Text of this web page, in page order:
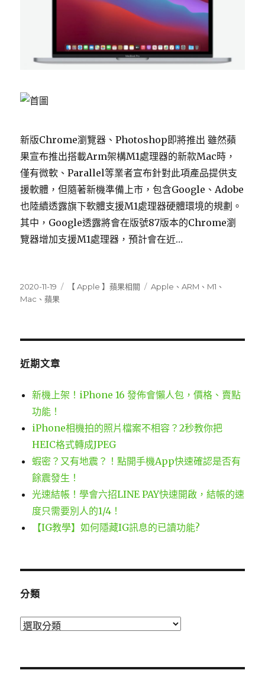
新版Chrome瀏覽器、Photoshop即將推出 雖然蘋
果宣布推出搭載Arm架構M1處理器的新款Mac時，
僅有微軟、Parallel等業者宣布針對此項產品提供支
援軟體，但隨著新機準備上市，包含Google、Adobe
也陸續透露旗下軟體支援M1處理器硬體環境的規劃。
其中，Google透露將會在版號87版本的Chrome瀏
覽器增加支援M1處理器，預計會在近…
發
佈
2020-11-19
分【 Apple 】蘋果相關
標
Apple 、ARM 、 M1 、
Mac 、蘋果
近期文章
新機上架！iPhone 16 發佈會懶人包，價格、賣點
功能！
iPhone相機拍的照片檔案不相容？2秒教你把
HEIC格式轉成JPEG
蝦密？又有地震？！點開手機App快速確認是否有
餘震發生！
光速結帳！學會六招LINE PAY快速開啟，結帳的速
度只需要別人的1/4！
【IG教學】如何隱藏IG訊息的已讀功能?
分類
分